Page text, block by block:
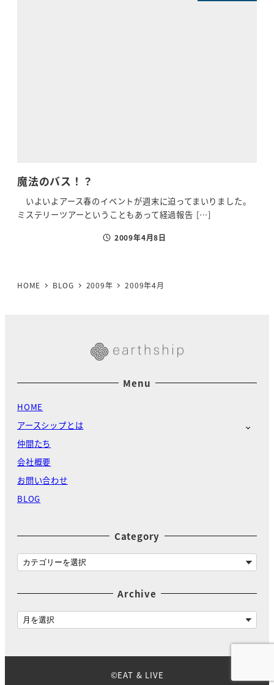
魔法のバス！？
いよいよアース春のイベントが週末に迫ってまいりました。
ミステリーツアーということもあって経過報告 […]
投稿日2009年4月8日
HOME BLOG 2009年 2009年4月
Menu
HOME
アースシップとは
仲間たち
会社概要
お問い合わせ
BLOG
Category
a
g
o
y
Archive
r
h
©EAT & LIVE